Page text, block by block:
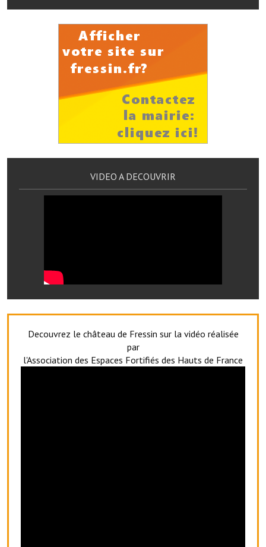
L'office de tourisme
Le conseil départemental
VILLE PRATIQUE
Services publics intercommunaux
France Renov
Urbanisme
Terrains et maisons à vendre
Etablissements scolaires
VIDEO A DECOUVRIR
Decouvrez le château de Fressin sur la vidéo réalisée
par
l'Association des Espaces Fortifiés des Hauts de France